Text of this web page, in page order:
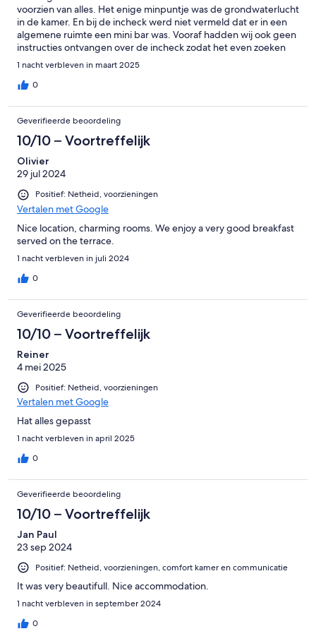
voorzien van alles. Het enige minpuntje was de grondwaterlucht
in de kamer. En bij de incheck werd niet vermeld dat er in een
algemene ruimte een mini bar was. Vooraf hadden wij ook geen
instructies ontvangen over de incheck zodat het even zoeken
was waar wij naar binnen moesten en de sleutel op konden
nog een keer terugkomen.
1 nacht verbleven in maart 2025
0
Geverifieerde beoordeling
10/10 – Voortreffelijk
Olivier
29 jul 2024
Positief: Netheid, voorzieningen
Vertalen met Google
Nice location, charming rooms. We enjoy a very good breakfast
served on the terrace.
1 nacht verbleven in juli 2024
0
Geverifieerde beoordeling
10/10 – Voortreffelijk
Reiner
4 mei 2025
Positief: Netheid, voorzieningen
Vertalen met Google
Hat alles gepasst
1 nacht verbleven in april 2025
0
Geverifieerde beoordeling
10/10 – Voortreffelijk
Jan Paul
23 sep 2024
Positief: Netheid, voorzieningen, comfort kamer en communicatie
It was very beautifull. Nice accommodation.
1 nacht verbleven in september 2024
0